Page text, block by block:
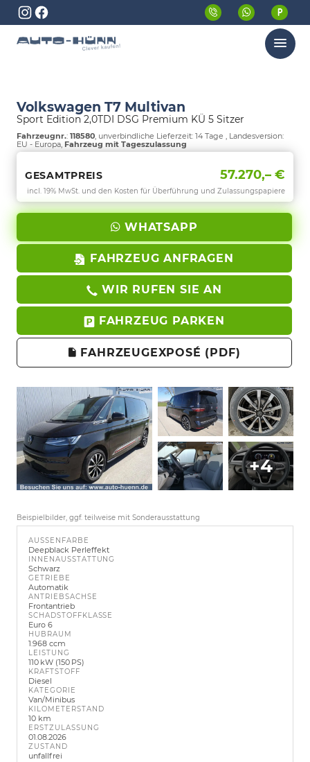
Menü
Volkswagen T7 Multivan
Sport Edition 2,0TDI DSG Premium KÜ 5 Sitzer
Fahrzeugnr.: 118580, unverbindliche Lieferzeit: 14 Tage , Landesversion:
EU - Europa, Fahrzeug mit Tageszulassung
GESAMTPREIS 57.270,– €
incl. 19% MwSt. und den Kosten für Überführung und Zulassungspapiere
WHATSAPP
FAHRZEUG ANFRAGEN
WIR RUFEN SIE AN
FAHRZEUG PARKEN
FAHRZEUGEXPOSÉ (PDF)
+4
Beispielbilder, ggf. teilweise mit Sonderausstattung
AUSSENFARBE
Deepblack Perleffekt
INNENAUSSTATTUNG
Schwarz
GETRIEBE
Automatik
ANTRIEBSACHSE
Frontantrieb
SCHADSTOFFKLASSE
Euro 6
HUBRAUM
1.968 ccm
LEISTUNG
110 kW (150 PS)
KRAFTSTOFF
Diesel
KATEGORIE
Van/Minibus
KILOMETERSTAND
10 km
ERSTZULASSUNG
01.08.2026
ZUSTAND
unfallfrei